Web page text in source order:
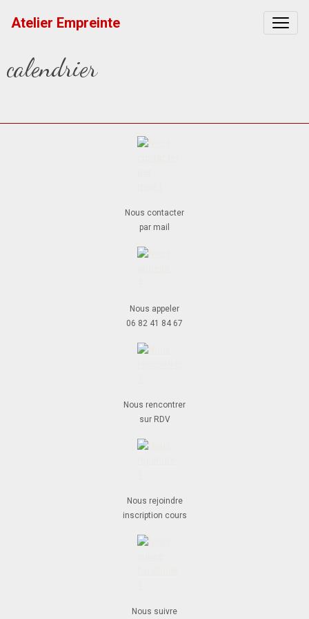
Atelier Empreinte
calendrier
Nous contacter
par mail
Nous appeler
06 82 41 84 67
Nous rencontrer
sur RDV
Nous rejoindre
inscription cours
Nous suivre